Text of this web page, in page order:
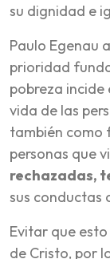
su dignidad e
Paulo Egenau
prioridad
pobreza incide
vida de las
también como
personas que
rechazadas,
sus conductas
Evitar que
de Cristo, por